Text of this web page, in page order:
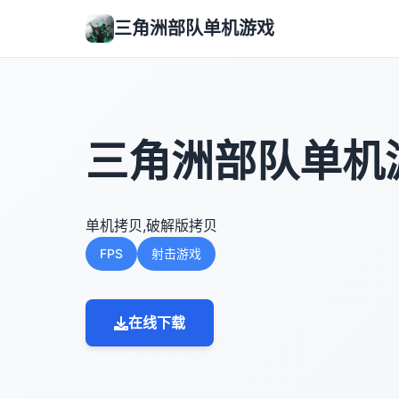
三角洲部队单机游戏
三角洲部队单机
单机拷贝,破解版拷贝
FPS 射击游戏
在线下载